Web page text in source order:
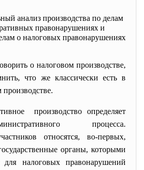
анализ производства по делам
правонарушениях и
о налоговых правонарушениях
о налоговом производстве,
что же классически есть в
производство определяет
процесса.
относятся, во-первых,
органы, которыми
налоговых правонарушений